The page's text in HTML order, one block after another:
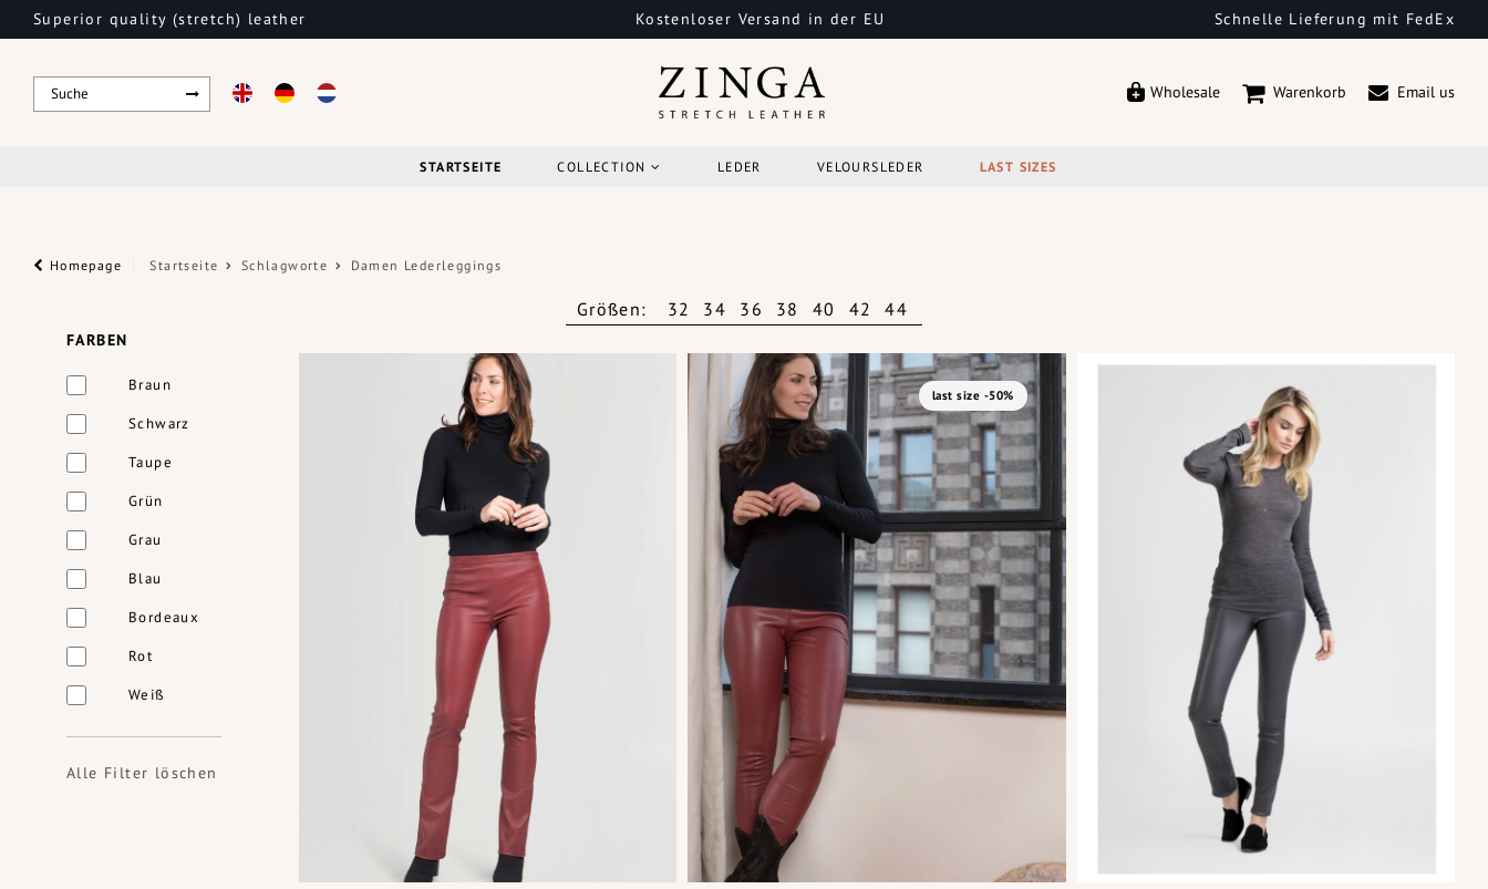
Superior quality (stretch) leather Kostenloser Versand in der EU Schnelle Lieferung mit FedEx
Wholesale Warenkorb Email us
STARTSEITE COLLECTION LEDER VELOURSLEDER LAST SIZES
Homepage Startseite Schlagworte Damen Lederleggings
FARBEN
Braun
Schwarz
Taupe
Grün
Grau
Blau
Bordeaux
Rot
Weiß
Alle Filter löschen
Größen: 32 34 36 38 40 42 44
last size -50%